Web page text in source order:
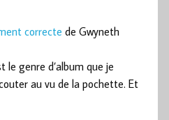
correcte de Gwyneth
le genre d’album que je
au vu de la pochette. Et